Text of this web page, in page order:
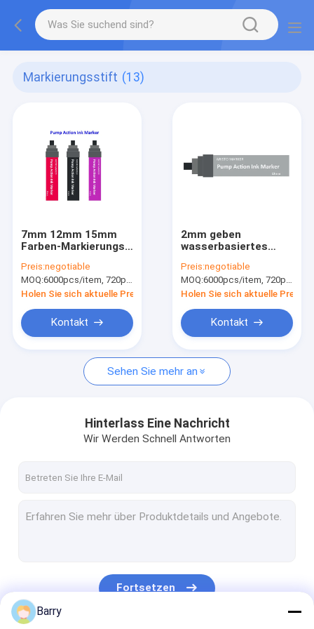
Markierungsstift (13)
7mm 12mm 15mm
Farben-Markierungs-
Vorderschaftrepetierer-
Alkohol basierte
Färbungs-Tinten-
Markierung
Preis:negotiable
MOQ:6000pcs/item, 720pcs/color
Holen Sie sich aktuelle Preis
Kontakt
2mm geben
wasserbasiertes
metallisches
Markierungs-Xylen
und Toluol frei
Preis:negotiable
MOQ:6000pcs/item, 720pcs/color
Holen Sie sich aktuelle Preis
Kontakt
Sehen Sie mehr an
Hinterlass Eine Nachricht
Wir Werden Schnell Antworten
Fortsetzen
Barry